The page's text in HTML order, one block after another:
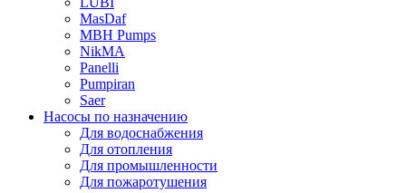
MasDaf
MBH Pumps
NikMA
Panelli
Pumpiran
Saer
Насосы по назначению
Для водоснабжения
Для отопления
Для промышленности
Для пожаротушения